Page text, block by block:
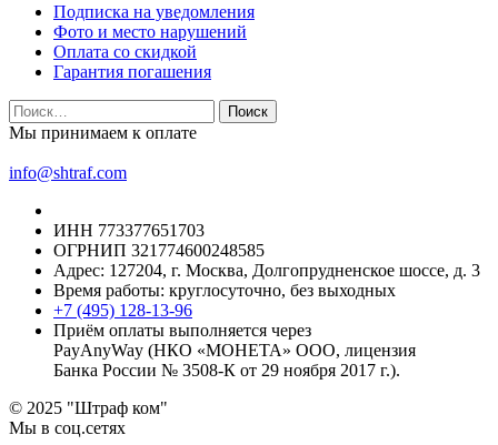
Подписка на уведомления
Фото и место нарушений
Оплата со скидкой
Гарантия погашения
Найти:
Мы принимаем к оплате
info@shtraf.com
ИНН 773377651703
ОГРНИП 321774600248585
Адрес: 127204, г. Москва, Долгопрудненское шоссе, д. 3
Время работы: круглосуточно, без выходных
+7 (495) 128-13-96
Приём оплаты выполняется через
PayAnyWay (НКО «МОНЕТА» ООО, лицензия
Банка России № 3508-К от 29 ноября 2017 г.).
© 2025 "Штраф ком"
Мы в соц.сетях